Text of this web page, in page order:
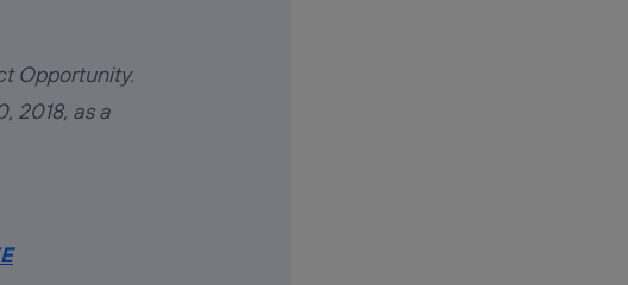
Opportunity.
2018, as a